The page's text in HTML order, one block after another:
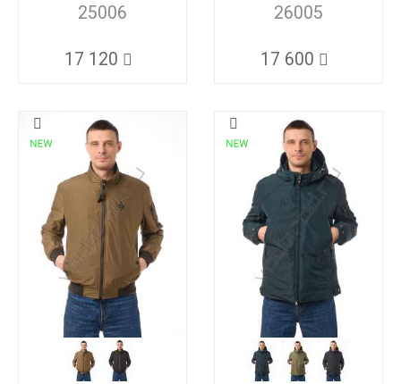
25006
17 120
26005
17 600